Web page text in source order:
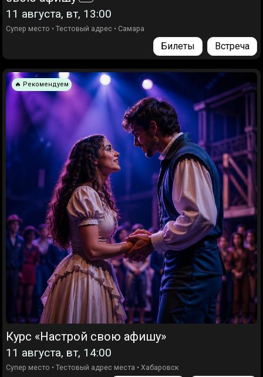
11 августа, вт, 13:00
Супер место • Тестовый адрес • Самара
Билеты Встреча
🔥 Рекомендуем
Курс «Настрой свою афишу»
11 августа, вт, 14:00
Супер место • Тестовый адрес места • Хабаровск